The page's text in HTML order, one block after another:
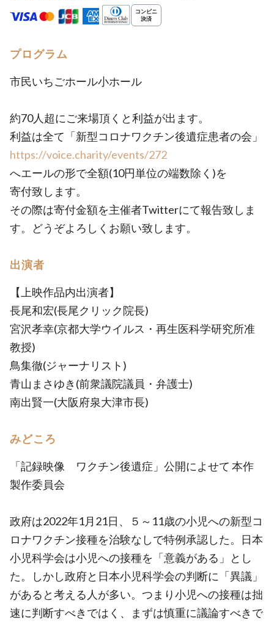
プログラム
市民いちごホール小ホール
約70人超にご来場頂くと利益が出ます。
利益は全て「新型コロナワクチン後遺症患者の会」
https://voice.charity/events/272
へエールの形で全額(10円単位の端数除く)を
寄付致します。
その際は寄付金額を主催者Twitterにて報告致しま
す。どうぞよろしくお願い致します。
出演者
【上映作品内出演者】
長尾和宏(長尾クリック院長)
宮沢孝幸(京都大学ウイルス・再生医科学研究所准
教授)
鳥集徹(ジャーナリスト)
青山まさゆき(前衆議院議員・弁護士)
南出賢一(大阪府泉大津市長)
みどころ
「記録映像 ワクチン後遺症」公開によせて 本作
製作委員会
政府は2022年1月21日、５～11歳の小児への新型コ
ロナワクチン接種を治験なしで特例承認した。日本
小児科学会は小児への接種を「意義がある」とし
た。しかし政府と日本小児科学会の判断に「異議」
があると考える人が多い。つまり小児への接種は拙
速に判断すべきではく、まずは慎重に議論すべきで